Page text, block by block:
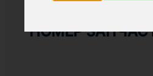
НОМЕР